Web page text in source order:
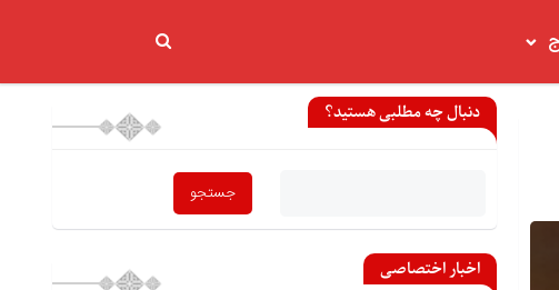
دنبال چه مطلبی هستید؟
اخبار اختصاصی